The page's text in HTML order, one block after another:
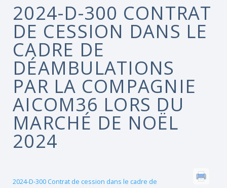
2024-D-300 CONTRAT
DE CESSION DANS LE
CADRE DE
DÉAMBULATIONS
PAR LA COMPAGNIE
AICOM36 LORS DU
MARCHÉ DE NOËL
2024
2024-D-300 Contrat de cession dans le cadre de